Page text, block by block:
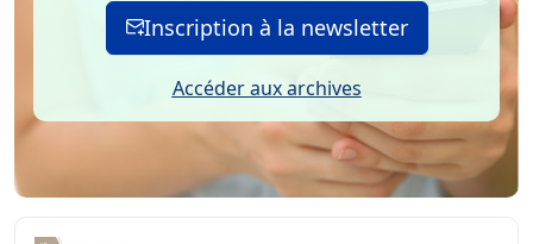
Inscription à la newsletter
Accéder aux archives